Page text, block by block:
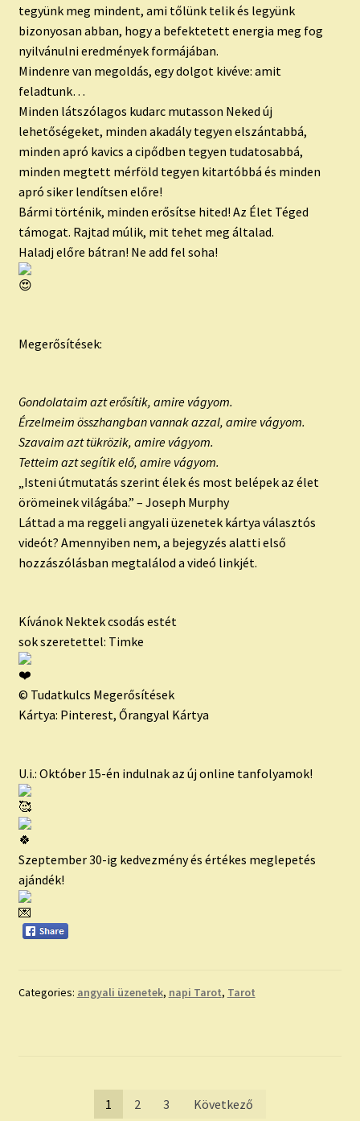
tegyünk meg mindent, ami tőlünk telik és legyünk
bizonyosan abban, hogy a befektetett energia meg fog
nyilvánulni eredmények formájában.
Mindenre van megoldás, egy dolgot kivéve: amit
feladtunk…
Minden látszólagos kudarc mutasson Neked új
lehetőségeket, minden akadály tegyen elszántabbá,
minden apró kavics a cipődben tegyen tudatosabbá,
minden megtett mérföld tegyen kitartóbbá és minden
apró siker lendítsen előre!
Bármi történik, minden erősítse hited! Az Élet Téged
támogat. Rajtad múlik, mit tehet meg általad.
Haladj előre bátran! Ne add fel soha!
Megerősítések:
Gondolataim azt erősítik, amire vágyom.
Érzelmeim összhangban vannak azzal, amire vágyom.
Szavaim azt tükrözik, amire vágyom.
Tetteim azt segítik elő, amire vágyom.
„Isteni útmutatás szerint élek és most belépek az élet
örömeinek világába.” – Joseph Murphy
Láttad a ma reggeli angyali üzenetek kártya választós
videót? Amennyiben nem, a bejegyzés alatti első
hozzászólásban megtalálod a videó linkjét.
Kívánok Nektek csodás estét
sok szeretettel: Timke
© Tudatkulcs Megerősítések
Kártya: Pinterest, Őrangyal Kártya
U.i.: Október 15-én indulnak az új online tanfolyamok!
Szeptember 30-ig kedvezmény és értékes meglepetés
ajándék!
Categories: angyali üzenetek, napi Tarot, Tarot
Bejegyzések
1 2 3 Következő